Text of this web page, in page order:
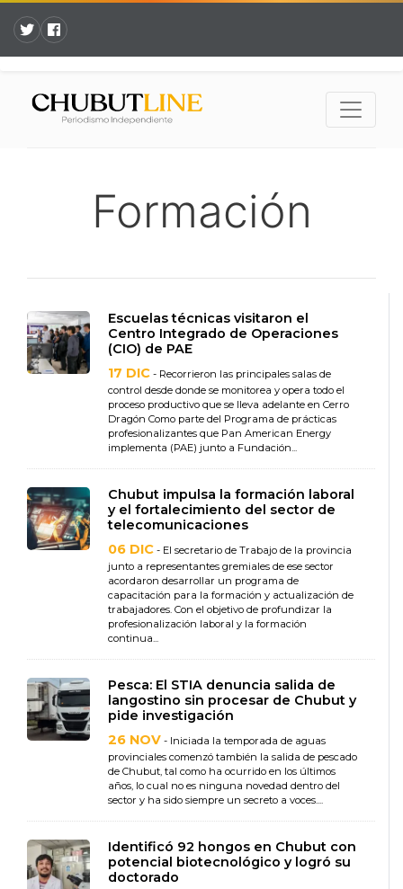
Formación
Escuelas técnicas visitaron el
Centro Integrado de Operaciones
(CIO) de PAE
17 DIC - Recorrieron las principales salas de
control desde donde se monitorea y opera todo el
proceso productivo que se lleva adelante en Cerro
Dragón Como parte del Programa de prácticas
profesionalizantes que Pan American Energy
implementa (PAE) junto a Fundación...
Chubut impulsa la formación laboral
y el fortalecimiento del sector de
telecomunicaciones
06 DIC - El secretario de Trabajo de la provincia
junto a representantes gremiales de ese sector
acordaron desarrollar un programa de
capacitación para la formación y actualización de
trabajadores. Con el objetivo de profundizar la
profesionalización laboral y la formación
continua...
Pesca: El STIA denuncia salida de
langostino sin procesar de Chubut y
pide investigación
26 NOV - Iniciada la temporada de aguas
provinciales comenzó también la salida de pescado
de Chubut, tal como ha ocurrido en los últimos
años, lo cual no es ninguna novedad dentro del
sector y ha sido siempre un secreto a voces....
Identificó 92 hongos en Chubut con
potencial biotecnológico y logró su
doctorado